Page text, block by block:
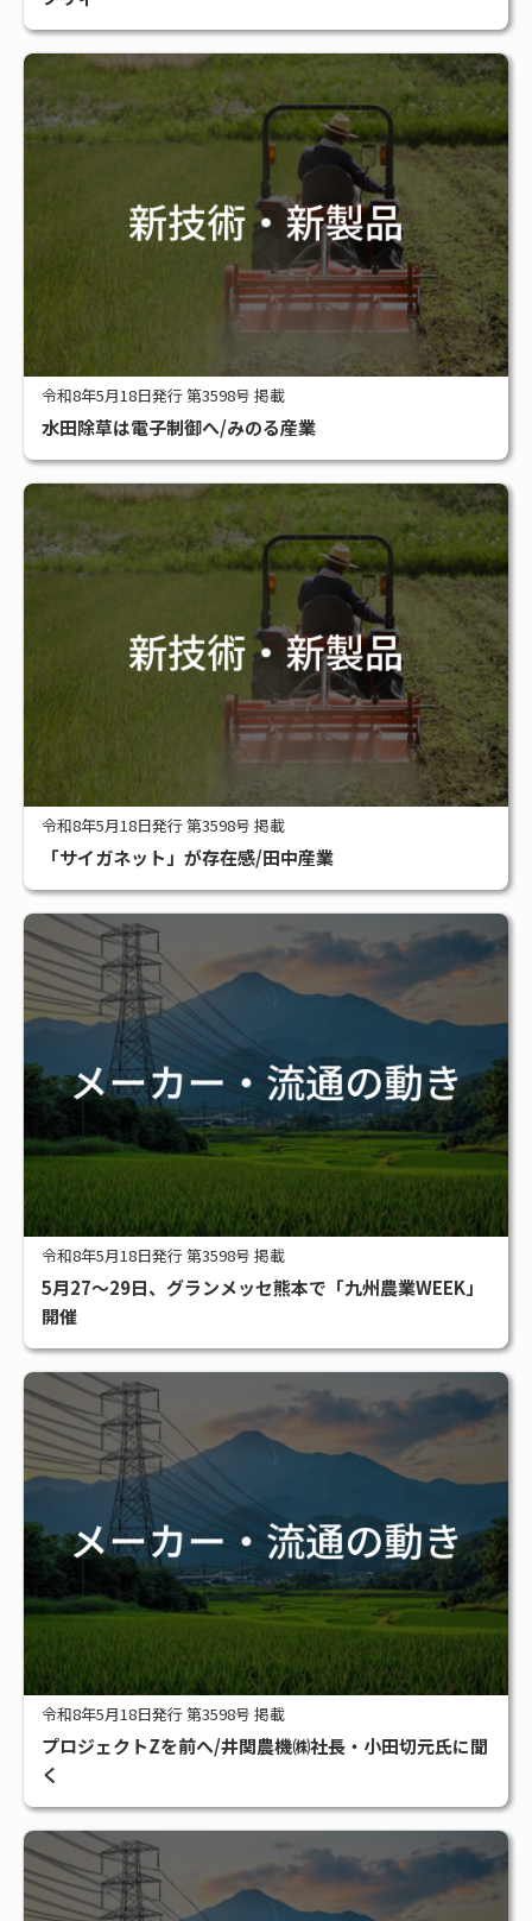
令和8年5月18日発行 第3598号 掲載
水田除草は電子制御へ/みのる産業
令和8年5月18日発行 第3598号 掲載
「サイガネット」が存在感/田中産業
令和8年5月18日発行 第3598号 掲載
5月27～29日、グランメッセ熊本で「九州農業WEEK」
開催
令和8年5月18日発行 第3598号 掲載
プロジェクトZを前へ/井関農機㈱社長・小田切元氏に聞
く